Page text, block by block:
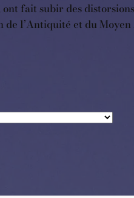
fait subir des
l’Antiquité et du Moyen